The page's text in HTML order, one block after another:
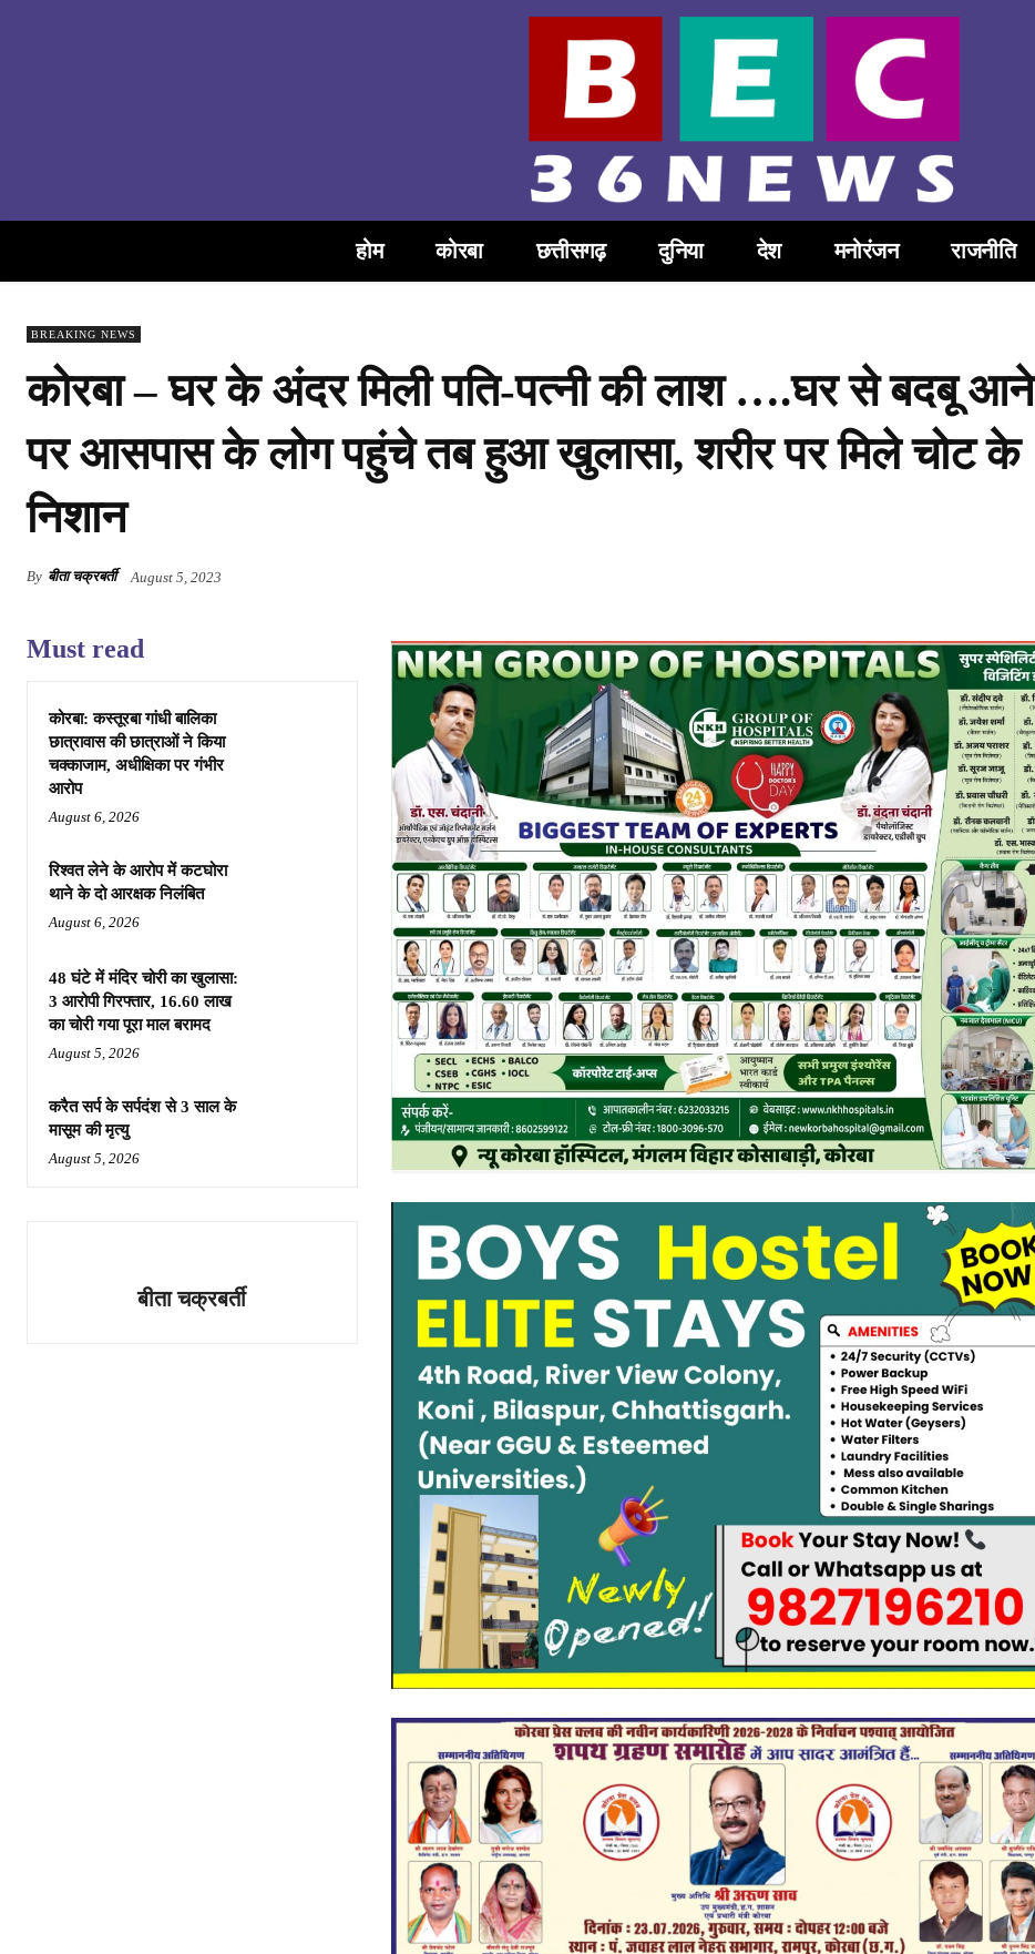
होम कोरबा छत्तीसगढ़ दुनिया देश मनोरंजन राजनीति
BREAKING NEWS
कोरबा – घर के अंदर मिली पति-पत्नी की लाश ….घर से बदबू आने
पर आसपास के लोग पहुंचे तब हुआ खुलासा, शरीर पर मिले चोट के
निशान
By बीता चक्रबर्ती August 5, 2023
Must read
कोरबा: कस्तूरबा गांधी बालिका
छात्रावास की छात्राओं ने किया
चक्काजाम, अधीक्षिका पर गंभीर
आरोप
August 6, 2026
रिश्वत लेने के आरोप में कटघोरा
थाने के दो आरक्षक निलंबित
August 6, 2026
48 घंटे में मंदिर चोरी का खुलासा:
3 आरोपी गिरफ्तार, 16.60 लाख
का चोरी गया पूरा माल बरामद
August 5, 2026
करैत सर्प के सर्पदंश से 3 साल के
मासूम की मृत्यु
August 5, 2026
बीता चक्रबर्ती